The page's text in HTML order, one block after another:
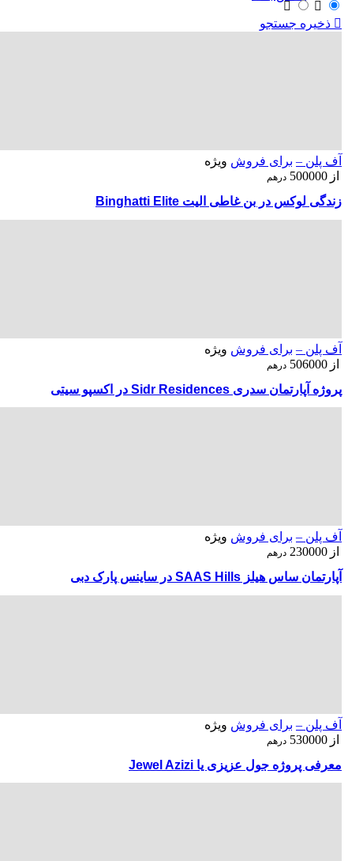
ذخیره جستجو
آف پلن – برای فروش ویژه
از 500000 درهم
زندگی لوکس در بن غاطی الیت Binghatti Elite
آف پلن – برای فروش ویژه
از 506000 درهم
پروژه آپارتمان سدری Sidr Residences در اکسپو سیتی
آف پلن – برای فروش ویژه
از 230000 درهم
آپارتمان ساس هیلز SAAS Hills در ساینس پارک دبی
آف پلن – برای فروش ویژه
از 530000 درهم
معرفی پروژه جول عزیزی یا Jewel Azizi